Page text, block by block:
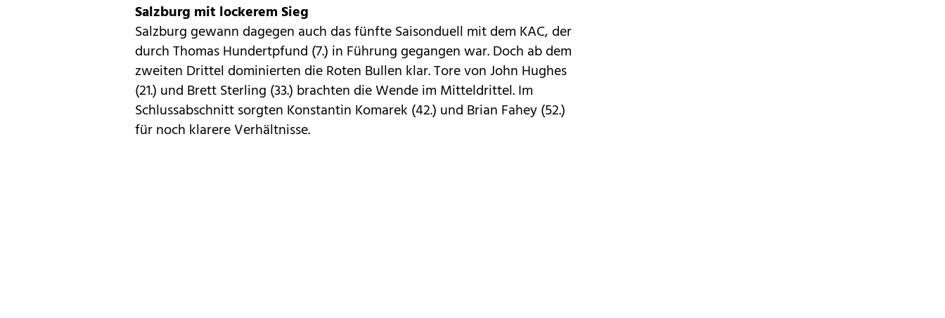
Salzburg mit lockerem Sieg
Salzburg gewann dagegen auch das fünfte Saisonduell mit dem KAC, der
durch Thomas Hundertpfund (7.) in Führung gegangen war. Doch ab dem
zweiten Drittel dominierten die Roten Bullen klar. Tore von John Hughes
(21.) und Brett Sterling (33.) brachten die Wende im Mitteldrittel. Im
Schlussabschnitt sorgten Konstantin Komarek (42.) und Brian Fahey (52.)
für noch klarere Verhältnisse.